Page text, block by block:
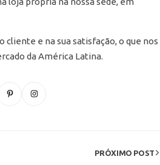
cliente e na sua satisfação, o que nos
da América Latina.
PRÓXIMO POST